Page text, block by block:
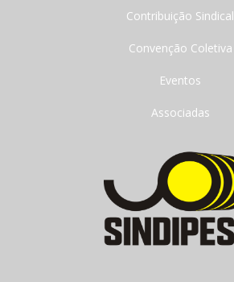
Contribuição Sindical
Convenção Coletiva
Eventos
Associadas